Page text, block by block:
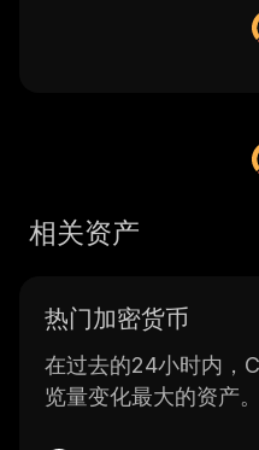
相关资产
热门加密货币
在过去的24小时内，
览量变化最大的资产。